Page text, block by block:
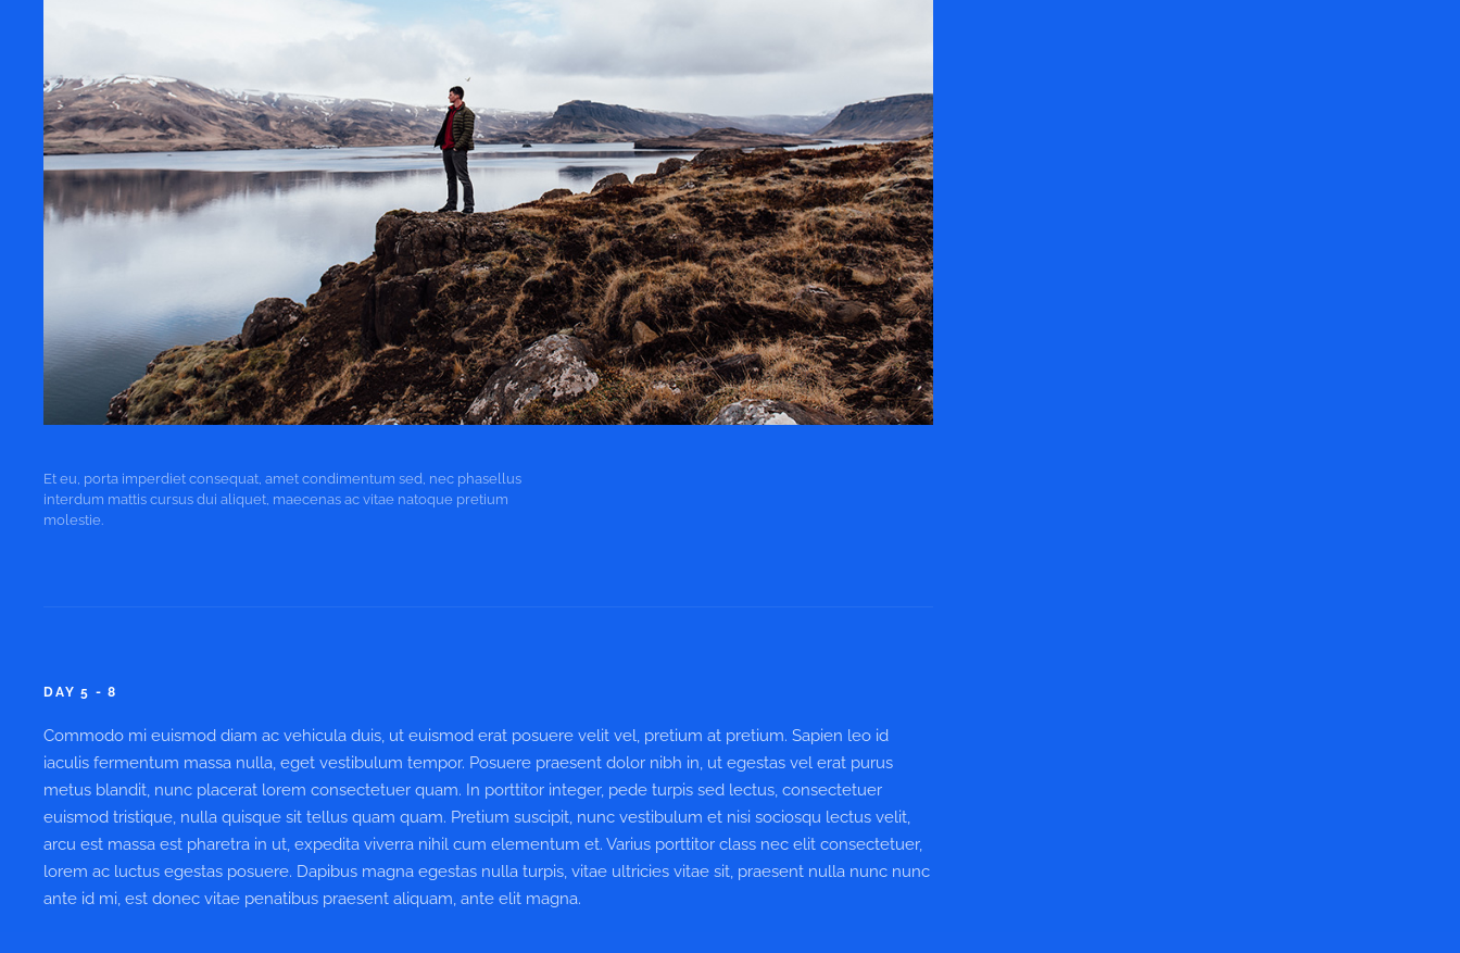
Et eu, porta imperdiet consequat, amet condimentum sed, nec phasellus
interdum mattis cursus dui aliquet, maecenas ac vitae natoque pretium
molestie.
DAY 5 - 8
Commodo mi euismod diam ac vehicula duis, ut euismod erat posuere velit vel, pretium at pretium. Sapien leo id
iaculis fermentum massa nulla, eget vestibulum tempor. Posuere praesent dolor nibh in, ut egestas vel erat purus
metus blandit, nunc placerat lorem consectetuer quam. In porttitor integer, pede turpis sed lectus, consectetuer
euismod tristique, nulla quisque sit tellus quam quam. Pretium suscipit, nunc vestibulum et nisi sociosqu lectus velit,
arcu est massa est pharetra in ut, expedita viverra nihil cum elementum et. Varius porttitor class nec elit consectetuer,
lorem ac luctus egestas posuere. Dapibus magna egestas nulla turpis, vitae ultricies vitae sit, praesent nulla nunc nunc
ante id mi, est donec vitae penatibus praesent aliquam, ante elit magna.